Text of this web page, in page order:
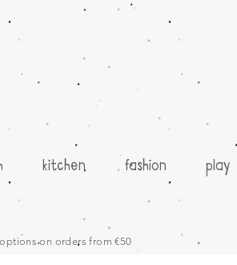
kitchen fashion play
on orders from €50